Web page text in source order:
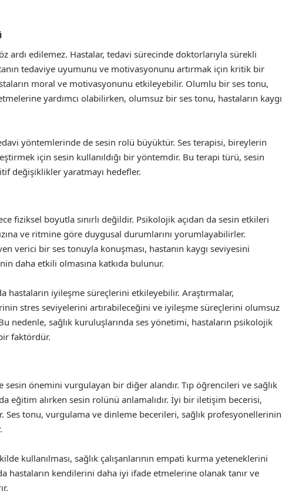
ardı edilemez. Hastalar, tedavi sürecinde doktorlarıyla sürekli
tedaviye uyumunu ve motivasyonunu artırmak için kritik bir
moral ve motivasyonunu etkileyebilir. Olumlu bir ses tonu,
yardımcı olabilirken, olumsuz bir ses tonu, hastaların kaygı
yöntemlerinde de sesin rolü büyüktür. Ses terapisi, bireylerin
için sesin kullanıldığı bir yöntemdir. Bu terapi türü, sesin
değişiklikler yaratmayı hedefler.
fiziksel boyutla sınırlı değildir. Psikolojik açıdan da sesin etkileri
ve ritmine göre duygusal durumlarını yorumlayabilirler.
verici bir ses tonuyla konuşması, hastanın kaygı seviyesini
daha etkili olmasına katkıda bulunur.
hastaların iyileşme süreçlerini etkileyebilir. Araştırmalar,
stres seviyelerini artırabileceğini ve iyileşme süreçlerini olumsuz
nedenle, sağlık kuruluşlarında ses yönetimi, hastaların psikolojik
faktördür.
önemini vurgulayan bir diğer alandır. Tıp öğrencileri ve sağlık
eğitim alırken sesin rolünü anlamalıdır. İyi bir iletişim becerisi,
Ses tonu, vurgulama ve dinleme becerileri, sağlık profesyonellerinin
kullanılması, sağlık çalışanlarının empati kurma yeteneklerini
hastaların kendilerini daha iyi ifade etmelerine olanak tanır ve